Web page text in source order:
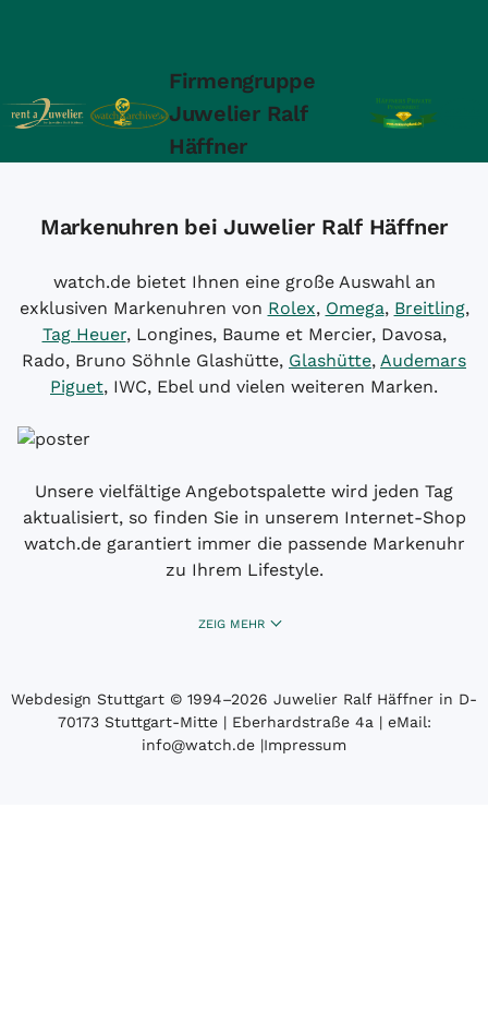
Firmengruppe
Juwelier Ralf
Häffner
Markenuhren bei Juwelier Ralf Häffner
watch.de bietet Ihnen eine große Auswahl an
exklusiven Markenuhren von Rolex, Omega, Breitling,
Tag Heuer, Longines, Baume et Mercier, Davosa,
Rado, Bruno Söhnle Glashütte, Glashütte, Audemars
Piguet, IWC, Ebel und vielen weiteren Marken.
Unsere vielfältige Angebotspalette wird jeden Tag
aktualisiert, so finden Sie in unserem Internet-Shop
watch.de garantiert immer die passende Markenuhr
zu Ihrem Lifestyle.
ZEIG MEHR
Webdesign Stuttgart © 1994­–2026 Juwelier Ralf Häffner in D-
70173 Stuttgart-Mitte | Eberhardstraße 4a | eMail:
info@watch.de |Impressum